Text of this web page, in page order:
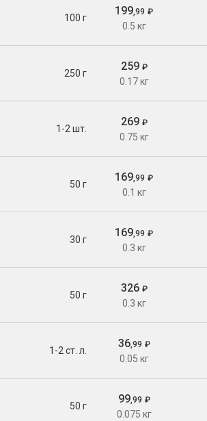
100 г
199,99 ₽
0.5 кг
250 г
259 ₽
0.17 кг
1-2 шт.
269 ₽
0.75 кг
50 г
169,99 ₽
0.1 кг
30 г
169,99 ₽
0.3 кг
50 г
326 ₽
0.3 кг
1-2 ст. л.
36,99 ₽
0.05 кг
50 г
99,99 ₽
0.075 кг